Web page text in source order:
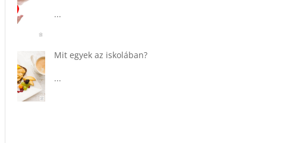
Táplálkozással az